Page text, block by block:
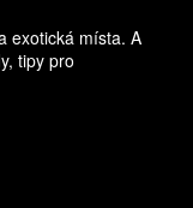
exotická místa. A
tipy pro